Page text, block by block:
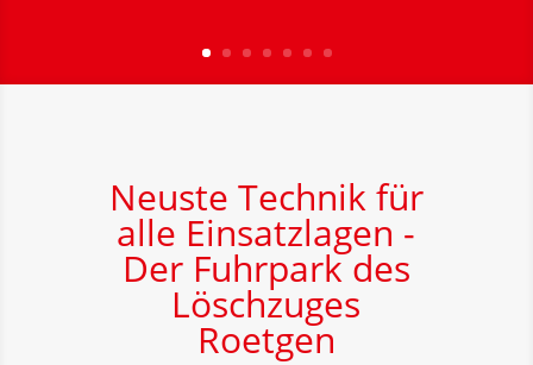
Neuste Technik für
alle Einsatzlagen -
Der Fuhrpark des
Löschzuges
Roetgen